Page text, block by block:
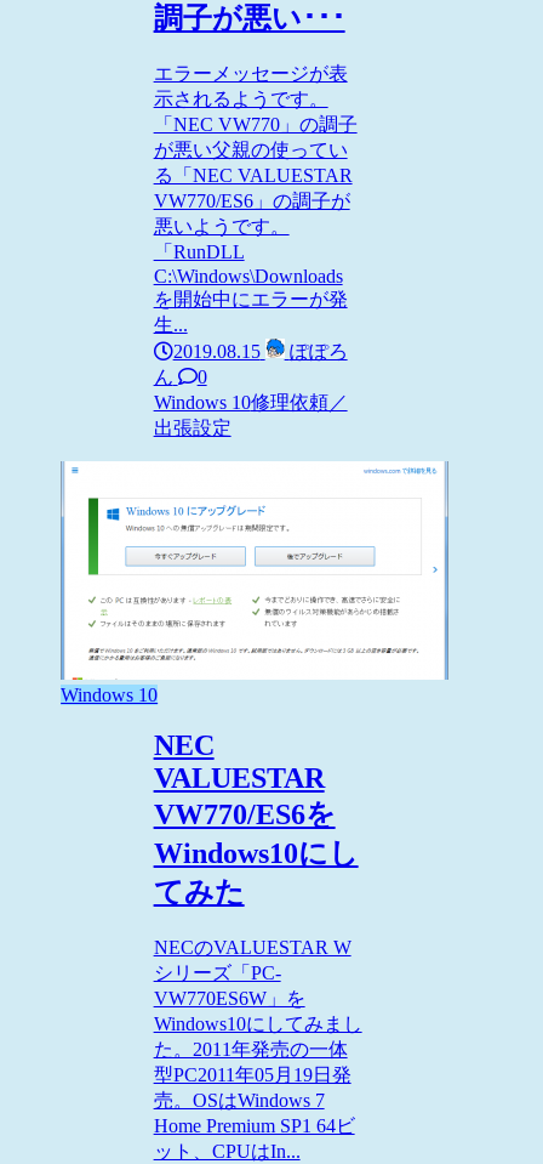
調子が悪い･･･
エラーメッセージが表
示されるようです。
「NEC VW770」の調子
が悪い父親の使ってい
る「NEC VALUESTAR
VW770/ES6」の調子が
悪いようです。
「RunDLL
C:\Windows\Downloads
を開始中にエラーが発
生...
2019.08.15
ぽぽろ
ん
0
Windows 10修理依頼／
出張設定
Windows 10
NEC
VALUESTAR
VW770/ES6を
Windows10にし
てみた
NECのVALUESTAR W
シリーズ「PC-
VW770ES6W」を
Windows10にしてみまし
た。2011年発売の一体
型PC2011年05月19日発
売。OSはWindows 7
Home Premium SP1 64ビ
ット、CPUはIn...